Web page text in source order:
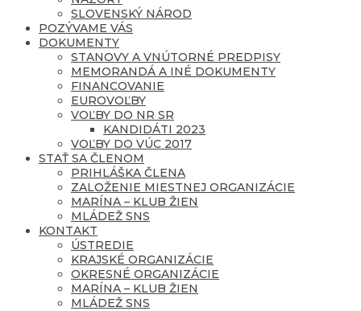
SLOVENSKÝ NÁROD
POZÝVAME VÁS
DOKUMENTY
STANOVY A VNÚTORNÉ PREDPISY
MEMORANDÁ A INÉ DOKUMENTY
FINANCOVANIE
EUROVOĽBY
VOĽBY DO NR SR
KANDIDÁTI 2023
VOĽBY DO VÚC 2017
STAŤ SA ČLENOM
PRIHLÁŠKA ČLENA
ZALOŽENIE MIESTNEJ ORGANIZÁCIE
MARÍNA – KLUB ŽIEN
MLÁDEŽ SNS
KONTAKT
ÚSTREDIE
KRAJSKÉ ORGANIZÁCIE
OKRESNÉ ORGANIZÁCIE
MARÍNA – KLUB ŽIEN
MLÁDEŽ SNS